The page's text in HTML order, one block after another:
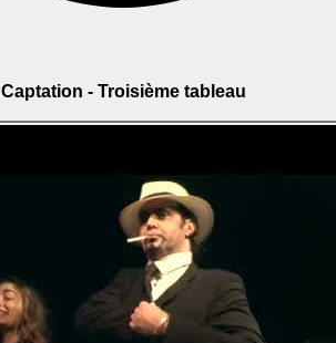
Captation - Troisième tableau